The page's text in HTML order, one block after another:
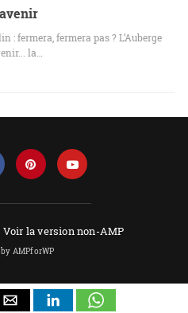
: fermera, fermera pas ? L’Auberge
la…
Voir la version non-AMP
AMPforWP